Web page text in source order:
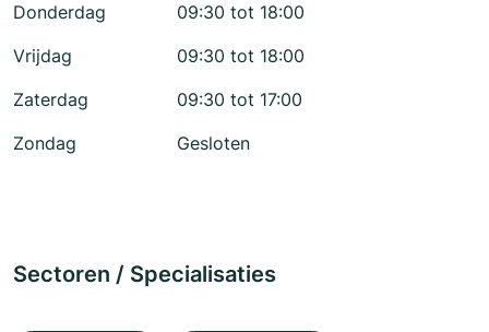
Donderdag
09:30 tot 18:00
Vrijdag
09:30 tot 18:00
Zaterdag
09:30 tot 17:00
Zondag
Gesloten
Sectoren / Specialisaties